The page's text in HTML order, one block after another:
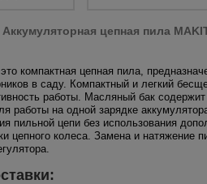
Аккумуляторная цепная пила
компактная цепная пила,
в саду. Компактный и легкий
работы. Масляный бак содержит
работы на одной зарядке
пильной цепи без использования
цепного колеса. Замена и натяжение